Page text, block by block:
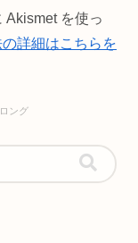
Akismet を使っ
詳細はこちらを
ング